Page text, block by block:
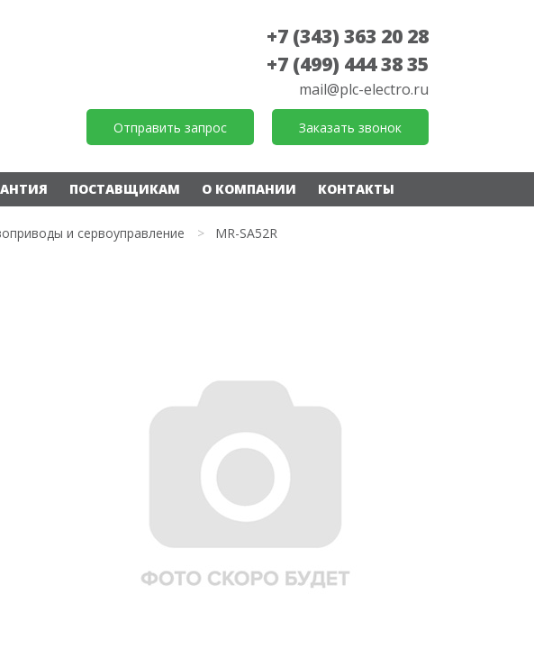
+7 (343) 363 20 28
+7 (499) 444 38 35
mail@plc-electro.ru
Отправить запрос Заказать звонок
ПОСТАВЩИКАМ О КОМПАНИИ КОНТАКТЫ
и сервоуправление > MR-SA52R